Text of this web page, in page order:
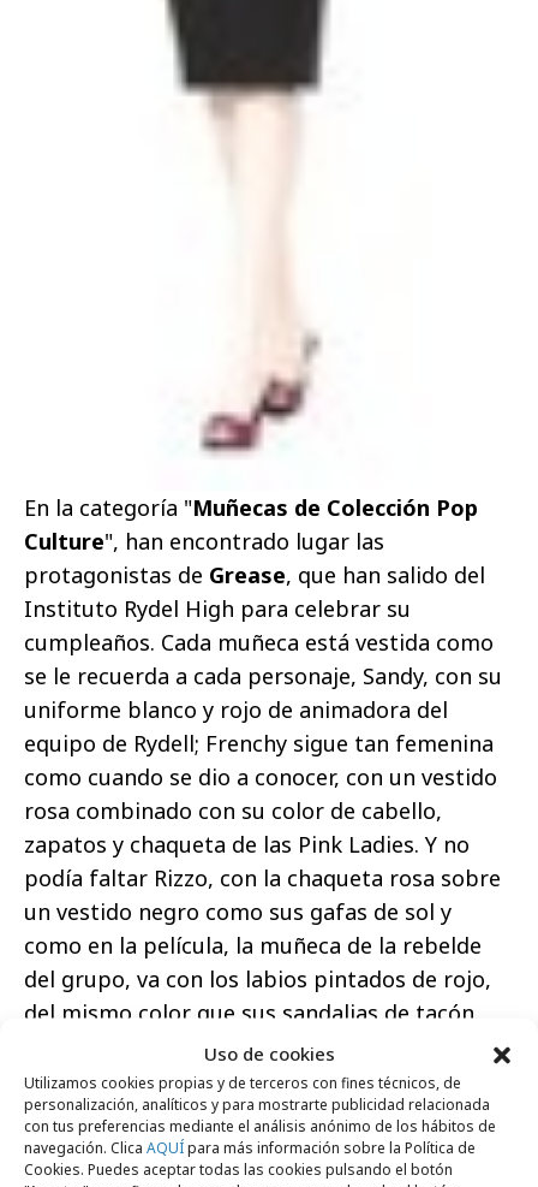
Uso de cookies
Utilizamos cookies propias y de terceros con fines técnicos, de
personalización, analíticos y para mostrarte publicidad relacionada
con tus preferencias mediante el análisis anónimo de los hábitos de
navegación. Clica AQUÍpara más información sobre la Política de
Cookies. Puedes aceptar todas las cookies pulsando el botón
En la categoría "Muñecas de Colección Pop
Culture", han encontrado lugar las
protagonistas de Grease, que han salido del
Instituto Rydel High para celebrar su
cumpleaños. Cada muñeca está vestida como
se le recuerda a cada personaje, Sandy, con su
uniforme blanco y rojo de animadora del
equipo de Rydell; Frenchy sigue tan femenina
como cuando se dio a conocer, con un vestido
rosa combinado con su color de cabello,
zapatos y chaqueta de las Pink Ladies. Y no
podía faltar Rizzo, con la chaqueta rosa sobre
un vestido negro como sus gafas de sol y
como en la película, la muñeca de la rebelde
del grupo, va con los labios pintados de rojo,
del mismo color que sus sandalias de tacón.
Y no sólo la historia resurge, la música vuelve a
tomar protagonismo en este lanzamiento que